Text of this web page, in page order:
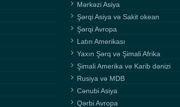
Mərkəzi Asiya
Şərqi Asiya və Sakit okean
Şərqi Avropa
Latın Amerikası
Yaxın Şərq və Şimali Afrika
Şimali Amerika və Karib dənizi
Rusiya və MDB
Cənubi Asiya
Qərbi Avropa